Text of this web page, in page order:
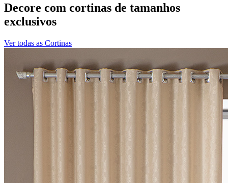
Decore com cortinas de tamanhos
exclusivos
Ver todas as Cortinas